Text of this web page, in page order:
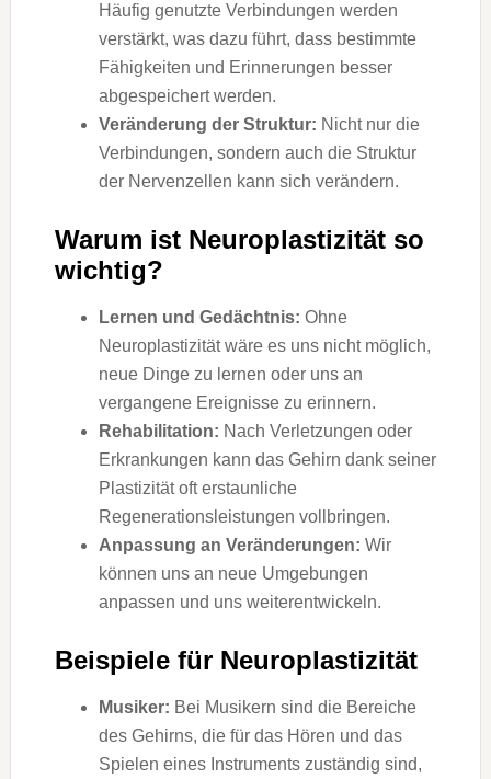
Häufig genutzte Verbindungen werden
verstärkt, was dazu führt, dass bestimmte
Fähigkeiten und Erinnerungen besser
abgespeichert werden.
Veränderung der Struktur: Nicht nur die
Verbindungen, sondern auch die Struktur
der Nervenzellen kann sich verändern.
Warum ist Neuroplastizität so
wichtig?
Lernen und Gedächtnis: Ohne
Neuroplastizität wäre es uns nicht möglich,
neue Dinge zu lernen oder uns an
vergangene Ereignisse zu erinnern.
Rehabilitation: Nach Verletzungen oder
Erkrankungen kann das Gehirn dank seiner
Plastizität oft erstaunliche
Regenerationsleistungen vollbringen.
Anpassung an Veränderungen: Wir
können uns an neue Umgebungen
anpassen und uns weiterentwickeln.
Beispiele für Neuroplastizität
Musiker: Bei Musikern sind die Bereiche
des Gehirns, die für das Hören und das
Spielen eines Instruments zuständig sind,